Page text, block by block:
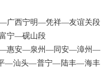
西宁明—凭祥—友谊关段
宁—砚山段
惠安—泉州—同安—漳州—
—汕头—普宁—陆丰—海丰